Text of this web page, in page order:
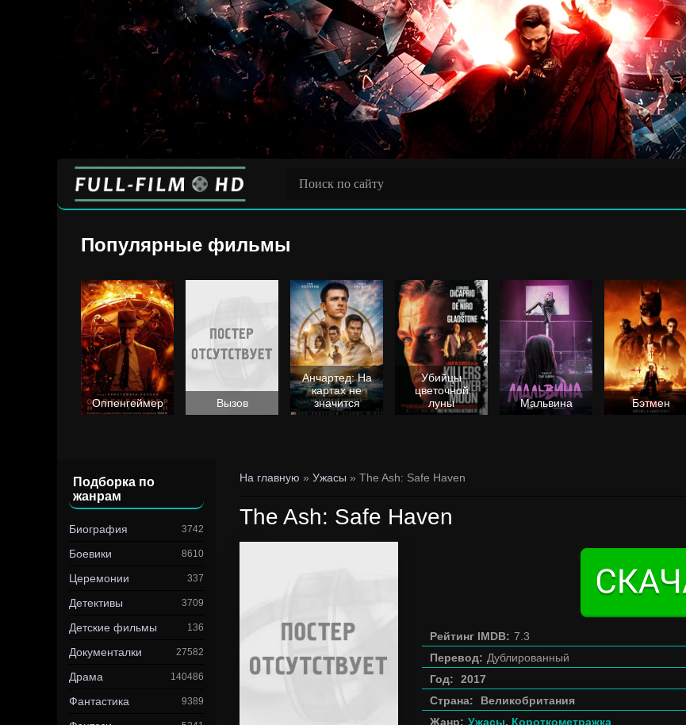
Популярные фильмы
Оппенгеймер Вызов
Анчартед: На
картах не
значится
Убийцы
цветочной
луны
Мальвина Бэтмен
Подборка по
жанрам
Биография 3742
Боевики 8610
Церемонии 337
Детективы 3709
Детские фильмы 136
Документалки 27582
Драма 140486
Фантастика 9389
На главную » Ужасы » The Ash: Safe Haven
The Ash: Safe Haven
Рейтинг IMDB: 7.3
Перевод: Дублированный
Год:
2017
Страна:
Великобритания
Жанр: Ужасы, Короткометражка